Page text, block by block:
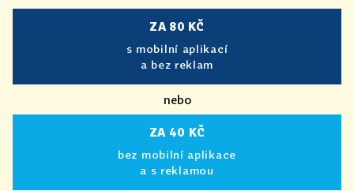
ZA 80 KČ
s mobilní aplikací
a bez reklam
nebo
ZA 40 KČ
bez mobilní aplikace
a s reklamou